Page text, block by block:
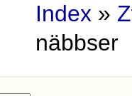
Index »
näbbser